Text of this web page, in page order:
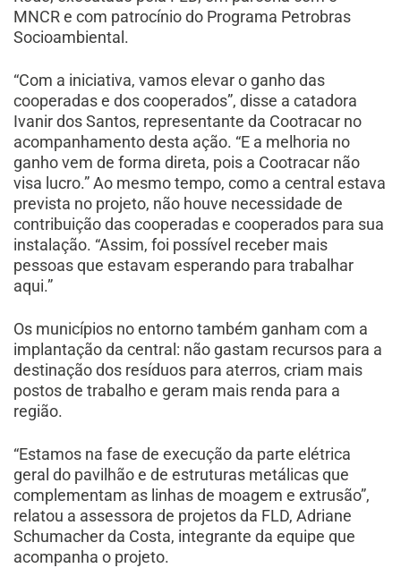
MNCR e com patrocínio do Programa Petrobras
Socioambiental.
“Com a iniciativa, vamos elevar o ganho das
cooperadas e dos cooperados”, disse a catadora
Ivanir dos Santos, representante da Cootracar no
acompanhamento desta ação. “E a melhoria no
ganho vem de forma direta, pois a Cootracar não
visa lucro.” Ao mesmo tempo, como a central estava
prevista no projeto, não houve necessidade de
contribuição das cooperadas e cooperados para sua
instalação. “Assim, foi possível receber mais
pessoas que estavam esperando para trabalhar
aqui.”
Os municípios no entorno também ganham com a
implantação da central: não gastam recursos para a
destinação dos resíduos para aterros, criam mais
postos de trabalho e geram mais renda para a
região.
“Estamos na fase de execução da parte elétrica
geral do pavilhão e de estruturas metálicas que
complementam as linhas de moagem e extrusão”,
relatou a assessora de projetos da FLD, Adriane
Schumacher da Costa, integrante da equipe que
acompanha o projeto.